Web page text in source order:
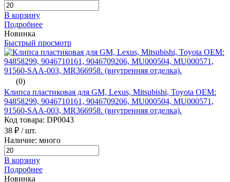
В корзину
Подробнее
Новинка
Быстрый просмотр
(0)
Клипса пластиковая для GM, Lexus, Mitsubishi, Toyota ОЕМ:
94858299, 9046710161, 9046709206, MU000504, MU000571,
91560-SAA-003, MR366958. (внутренняя отделка).
Код товара: DP0043
38 ₽ / шт.
Наличие: много
В корзину
Подробнее
Новинка